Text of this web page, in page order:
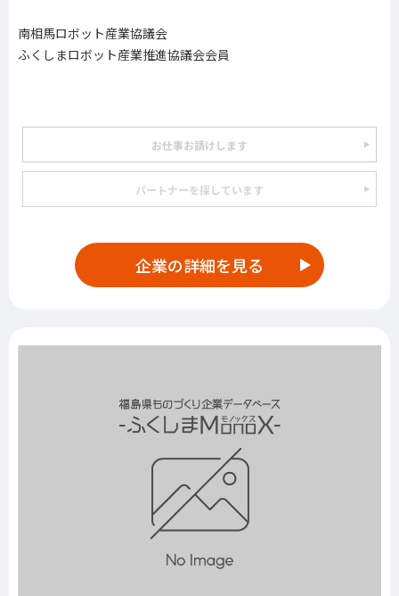
南相馬ロボット産業協議会
ふくしまロボット産業推進協議会会員
お仕事お請けします
パートナーを探しています
企業の詳細を見る